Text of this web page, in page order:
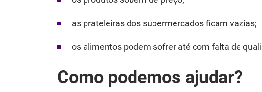
as prateleiras dos supermercados ficam vazias;
os alimentos podem sofrer até com falta de
Como podemos ajudar?